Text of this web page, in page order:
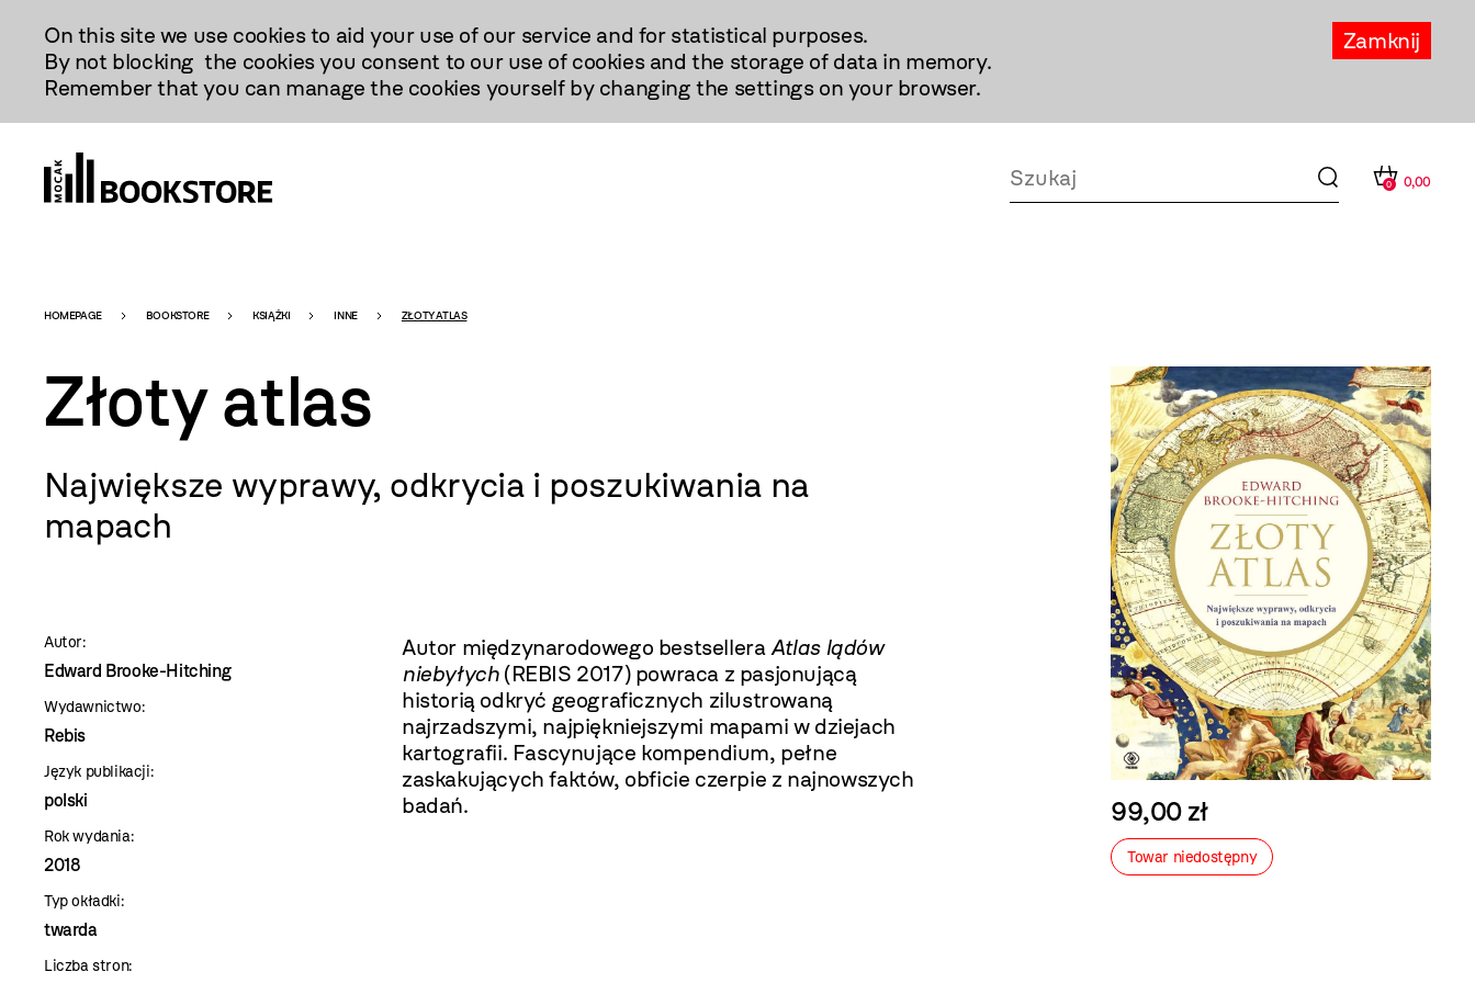
Treści
Zamknij
On this site we use cookies to aid your use of our service and for statistical purposes.
By not blocking the cookies you consent to our use of cookies and the storage of data in memory.
Remember that you can manage the cookies yourself by changing the settings on your browser.
0 0,00
Bookstore
-
szablon
HOMEPAGE BOOKSTORE KSIĄŻKI INNE ZŁOTY ATLAS
Złoty atlas
Największe wyprawy, odkrycia i poszukiwania na
mapach
Autor:
Edward Brooke-Hitching
Wydawnictwo:
Rebis
Język publikacji:
polski
Rok wydania:
2018
Typ okładki:
twarda
Liczba stron:
Autor międzynarodowego bestsellera Atlas lądów
niebyłych (REBIS 2017) powraca z pasjonującą
historią odkryć geograficznych zilustrowaną
najrzadszymi, najpiękniejszymi mapami w dziejach
kartografii. Fascynujące kompendium, pełne
zaskakujących faktów, obficie czerpie z najnowszych
badań.
99,00 zł
Towar niedostępny